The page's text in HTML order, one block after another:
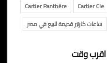
Cartier Cle
Cartier Panthère
ساعات كارتير قديمة للبيع في مصر
اقرب وقت